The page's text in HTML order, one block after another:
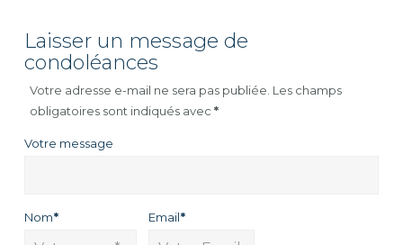
Laisser un message de
condoléances
Votre adresse e-mail ne sera pas publiée. Les champs
obligatoires sont indiqués avec*
Votre message
Nom* Email*